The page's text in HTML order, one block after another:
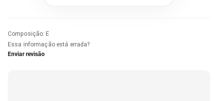
Composição: E
Essa informação está errada?
Enviar revisão